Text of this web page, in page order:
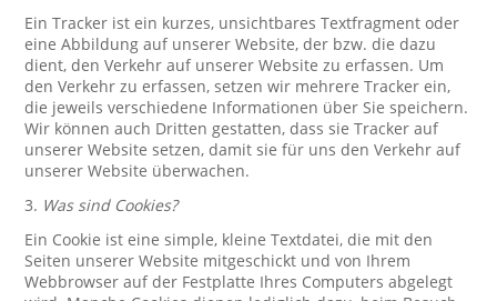
Ein Tracker ist ein kurzes, unsichtbares Textfragment oder
eine Abbildung auf unserer Website, der bzw. die dazu
dient, den Verkehr auf unserer Website zu erfassen. Um
den Verkehr zu erfassen, setzen wir mehrere Tracker ein,
die jeweils verschiedene Informationen über Sie speichern.
Wir können auch Dritten gestatten, dass sie Tracker auf
unserer Website setzen, damit sie für uns den Verkehr auf
unserer Website überwachen.
3. Was sind Cookies?
Ein Cookie ist eine simple, kleine Textdatei, die mit den
Seiten unserer Website mitgeschickt und von Ihrem
Webbrowser auf der Festplatte Ihres Computers abgelegt